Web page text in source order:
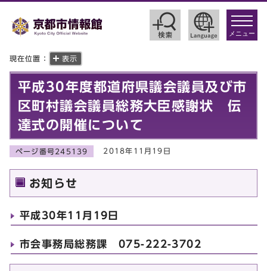
toggle
メニュー
現在位置： 表示
平成30年度都道府県議会議員及び市
区町村議会議員総務大臣感謝状 伝
達式の開催について
ページ番号245139 2018年11月19日
お知らせ
平成30年11月19日
市会事務局総務課 075-222-3702